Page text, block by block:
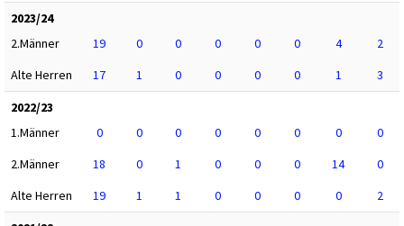
2023/24
2.Männer
19 0 0 0 0 0 4
2
Alte Herren
17 1 0 0 0 0 1
3
2022/23
1.Männer
0 0 0 0 0 0 0
0
2.Männer
18 0 1 0 0 0 14
0
Alte Herren
19 1 1 0 0 0 0
2